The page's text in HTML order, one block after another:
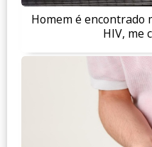
Homem é encontrado
HIV, me